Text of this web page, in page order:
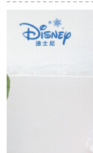
の中で、大子供服ト
ープカジュウ8242
CE 8242 CE 8242サ
イズ140は身長135グ